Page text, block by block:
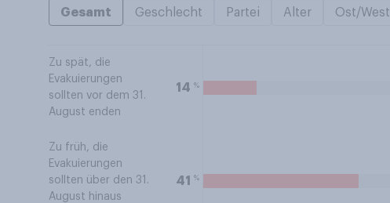
Gesamt Geschlecht Partei Alter Ost/West
Zu spät, die
Evakuierungen
sollten vor dem 31.
August enden
14 %
Zu früh, die
Evakuierungen
sollten über den 31.
August hinaus
41 %